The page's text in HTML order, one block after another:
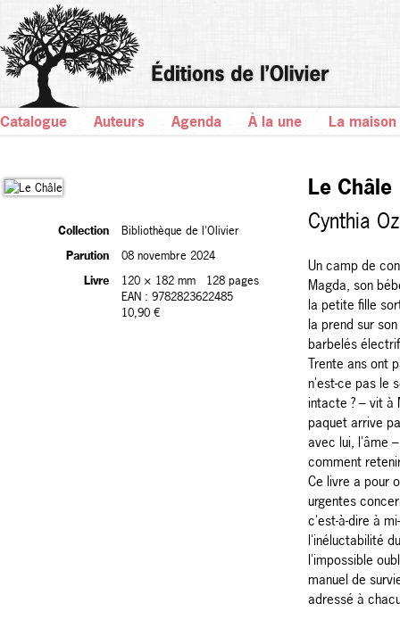
Catalogue Auteurs Agenda À la une La maison
Collection
Bibliothèque de l'Olivier
Parution
08 novembre 2024
Livre
120 × 182 mm
128 pages
EAN : 9782823622485
10,90 €
Le Châle
Cynthia
Un camp de
Magda, son
la petite fille
la prend sur
barbelés
Trente ans ont
n'est-ce pas le
intacte ? – vit à
paquet arrive
avec lui, l'âme
comment
Ce livre a pour
urgentes
c'est-à-dire à
l'inéluctabilité
l'impossible
manuel de
adressé à